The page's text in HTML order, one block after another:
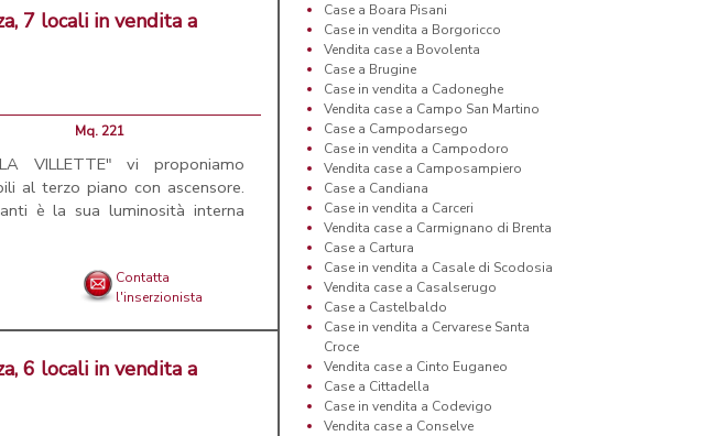
7 locali in vendita a
Mq. 221
VILLETTE" vi proponiamo
al terzo piano con ascensore.
è la sua luminosità interna
Contatta
l'inserzionista
6 locali in vendita a
Case a Boara Pisani
Case in vendita a Borgoricco
Vendita case a Bovolenta
Case a Brugine
Case in vendita a Cadoneghe
Vendita case a Campo San Martino
Case a Campodarsego
Case in vendita a Campodoro
Vendita case a Camposampiero
Case a Candiana
Case in vendita a Carceri
Vendita case a Carmignano di Brenta
Case a Cartura
Case in vendita a Casale di Scodosia
Vendita case a Casalserugo
Case a Castelbaldo
Case in vendita a Cervarese Santa
Croce
Vendita case a Cinto Euganeo
Case a Cittadella
Case in vendita a Codevigo
Vendita case a Conselve